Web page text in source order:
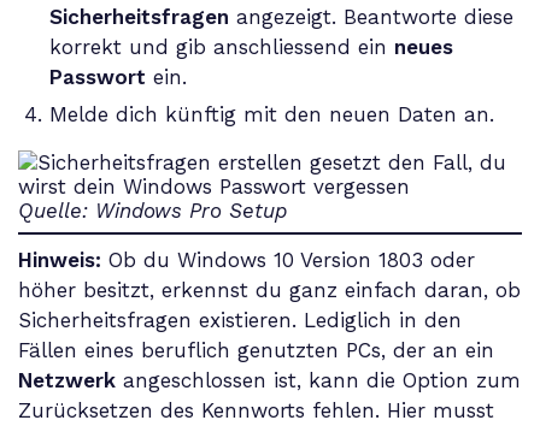
Sicherheitsfragen angezeigt. Beantworte diese
korrekt und gib anschliessend ein neues
Passwort ein.
Melde dich künftig mit den neuen Daten an.
Quelle: Windows Pro Setup
Hinweis: Ob du Windows 10 Version 1803 oder
höher besitzt, erkennst du ganz einfach daran, ob
Sicherheitsfragen existieren. Lediglich in den
Fällen eines beruflich genutzten PCs, der an ein
Netzwerk angeschlossen ist, kann die Option zum
Zurücksetzen des Kennworts fehlen. Hier musst